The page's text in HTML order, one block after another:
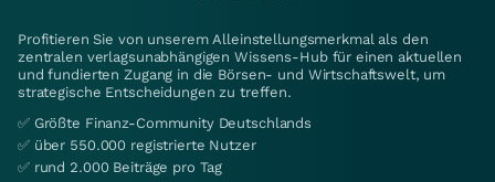
Profitieren Sie von unserem Alleinstellungsmerkmal als den
zentralen verlagsunabhängigen Wissens-Hub für einen aktuellen
und fundierten Zugang in die Börsen- und Wirtschaftswelt, um
strategische Entscheidungen zu treffen.
✅ Größte Finanz-Community Deutschlands
✅ über 550.000 registrierte Nutzer
✅ rund 2.000 Beiträge pro Tag